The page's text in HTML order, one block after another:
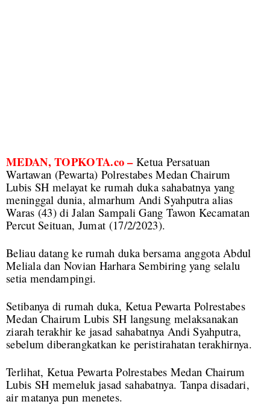
MEDAN, TOPKOTA.co – Ketua Persatuan
Wartawan (Pewarta) Polrestabes Medan Chairum
Lubis SH melayat ke rumah duka sahabatnya yang
meninggal dunia, almarhum Andi Syahputra alias
Waras (43) di Jalan Sampali Gang Tawon Kecamatan
Percut Seituan, Jumat (17/2/2023).
Beliau datang ke rumah duka bersama anggota Abdul
Meliala dan Novian Harhara Sembiring yang selalu
setia mendampingi.
Setibanya di rumah duka, Ketua Pewarta Polrestabes
Medan Chairum Lubis SH langsung melaksanakan
ziarah terakhir ke jasad sahabatnya Andi Syahputra,
sebelum diberangkatkan ke peristirahatan terakhirnya.
Terlihat, Ketua Pewarta Polrestabes Medan Chairum
Lubis SH memeluk jasad sahabatnya. Tanpa disadari,
air matanya pun menetes.